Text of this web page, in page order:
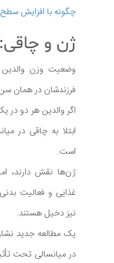
چگونه با افزایش سطح
ژن و
وضعیت وزن والدین
فرزندشان در همان سن
اگر والدین هر دو در
ابتلا به چاقی در
است.
ژن‌ها نقش دارند،
غذایی و فعالیت
نیز دخیل هستند.
یک مطالعه جدید
در میانسالی تحت